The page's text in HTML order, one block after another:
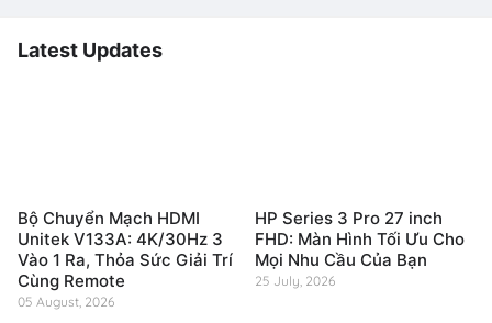
Latest Updates
Bộ Chuyển Mạch HDMI
Unitek V133A: 4K/30Hz 3
Vào 1 Ra, Thỏa Sức Giải Trí
Cùng Remote
05 August, 2026
HP Series 3 Pro 27 inch
FHD: Màn Hình Tối Ưu Cho
Mọi Nhu Cầu Của Bạn
25 July, 2026